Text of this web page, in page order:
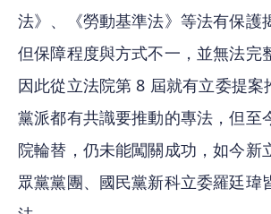
法》、《勞動基準法》等法有保護
但保障程度與方式不一，並無法完
因此從立法院第 8 屆就有立委提案
黨派都有共識要推動的專法，但至
院輪替，仍未能闖關成功，如今新
眾黨黨團、國民黨新科立委羅廷瑋